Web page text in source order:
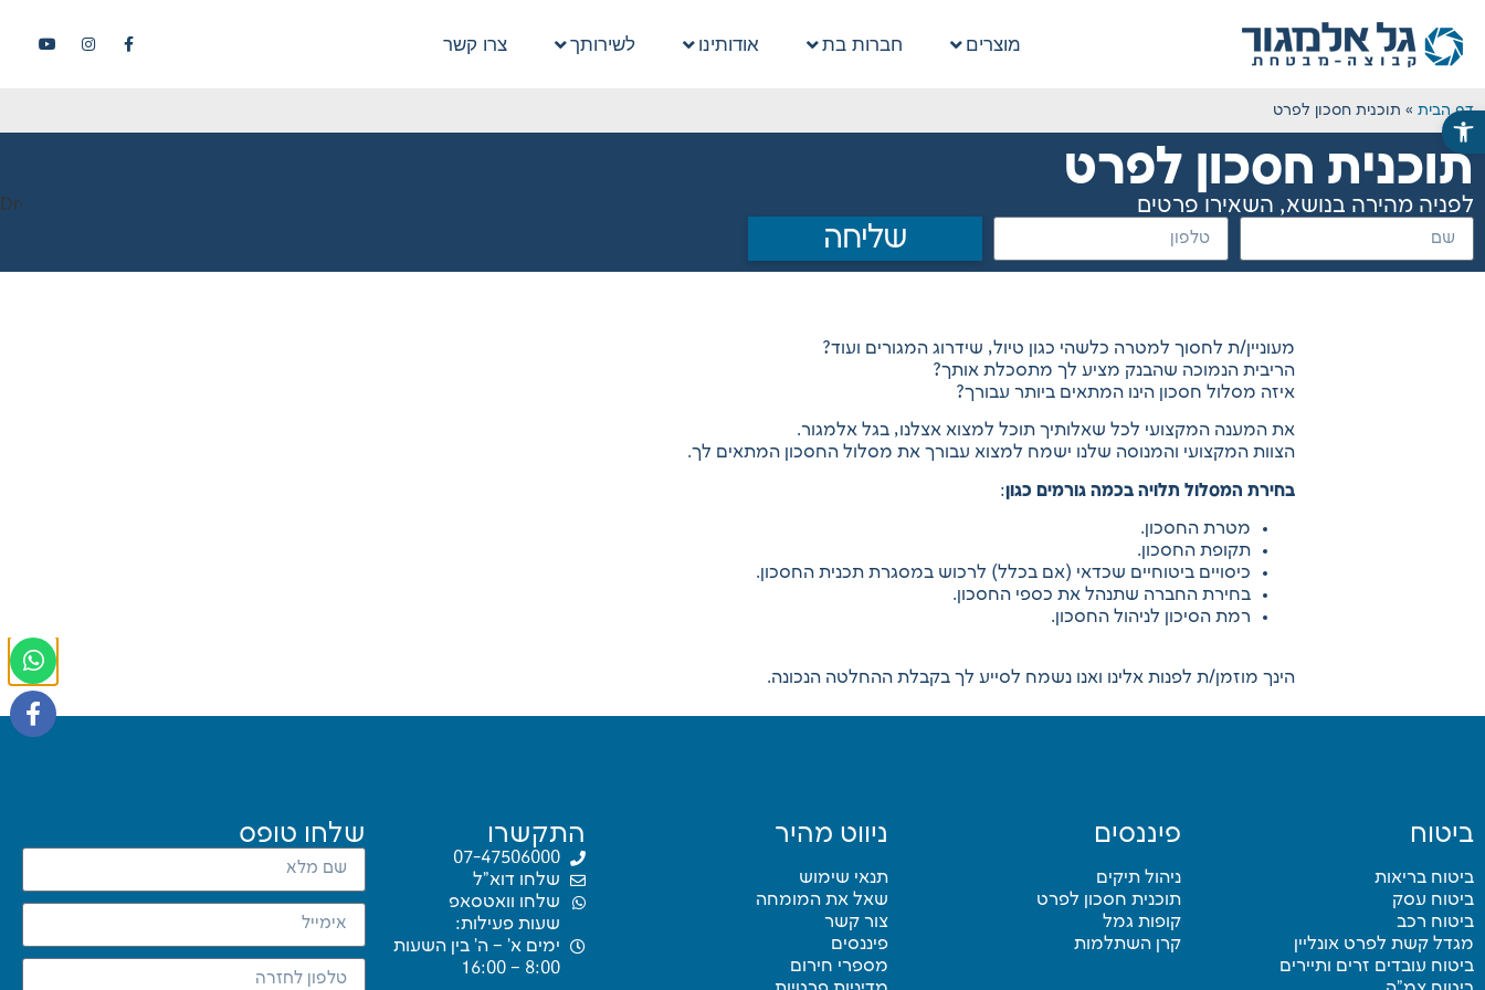
פתח סרגל נגישות
מוצרים חברות בת אודותינו לשירותך צרו קשר
דף הבית » תוכנית חסכון לפרט
תוכנית חסכון לפרט
לפניה מהירה בנושא, השאירו פרטים
שליחה
מעוניין/ת לחסוך למטרה כלשהי כגון טיול, שידרוג המגורים ועוד?
הריבית הנמוכה שהבנק מציע לך מתסכלת אותך?
איזה מסלול חסכון הינו המתאים ביותר עבורך?
את המענה המקצועי לכל שאלותיך תוכל למצוא אצלנו, בגל אלמגור.
הצוות המקצועי והמנוסה שלנו ישמח למצוא עבורך את מסלול החסכון המתאים לך.
בחירת המסלול תלויה בכמה גורמים כגון:
מטרת החסכון.
תקופת החסכון.
כיסויים ביטוחיים שכדאי (אם בכלל) לרכוש במסגרת תכנית החסכון.
בחירת החברה שתנהל את כספי החסכון.
רמת הסיכון לניהול החסכון.
הינך מוזמן/ת לפנות אלינו ואנו נשמח לסייע לך בקבלת ההחלטה הנכונה.
ביטוח
ביטוח בריאות
ביטוח עסק
ביטוח רכב
מגדל קשת לפרט אונליין
ביטוח עובדים זרים ותיירים
פיננסים
ניהול תיקים
תוכנית חסכון לפרט
קופות גמל
קרן השתלמות
ניווט מהיר
תנאי שימוש
שאל את המומחה
צור קשר
פיננסים
מספרי חירום
התקשרו
07-47506000
שלחו דוא"ל
שלחו וואטסאפ
שעות פעילות:
ימים א’ – ה’ בין השעות
8:00 – 16:00
שלחו טופס